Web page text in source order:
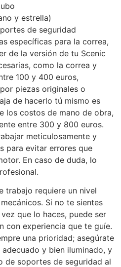
y estrella)
de seguridad
específicas para la correa,
de la versión de tu Scenic
como la correa y
100 y 400 euros,
piezas originales o
de hacerlo tú mismo es
los costos de mano de obra,
entre 300 y 800 euros.
meticulosamente y
para evitar errores que
En caso de duda, lo
trabajo requiere un nivel
Si no te sientes
que lo haces, puede ser
con experiencia que te guíe.
una prioridad; asegúrate
y bien iluminado, y
de soportes de seguridad al